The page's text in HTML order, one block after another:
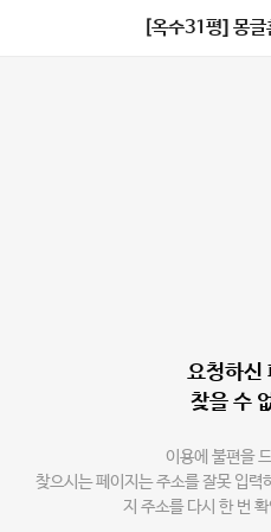
[옥수31평] 몽글
요청하신
찾을 수
이용에 불편을
찾으시는 페이지는 주소를 잘못 입력
지 주소를 다시 한 번